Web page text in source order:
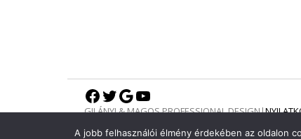
Facebook
Twitter
Google
YouTube
GILÁNYI & MAGOS PROFESSIONAL DESIGN|
A jobb felhasználói élmény érdekében az oldalon